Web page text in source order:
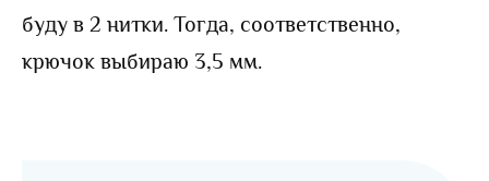
буду в 2 нитки. Тогда, соответственно,
крючок выбираю 3,5 мм.